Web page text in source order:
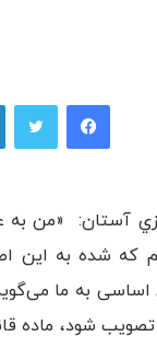
فیسبوک
آستان: «من به
که شده به این
به ما
شود، ماده